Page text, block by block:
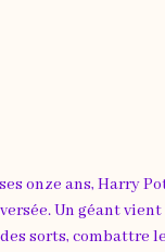
ses onze ans, Harry
Un géant
sorts, combattre